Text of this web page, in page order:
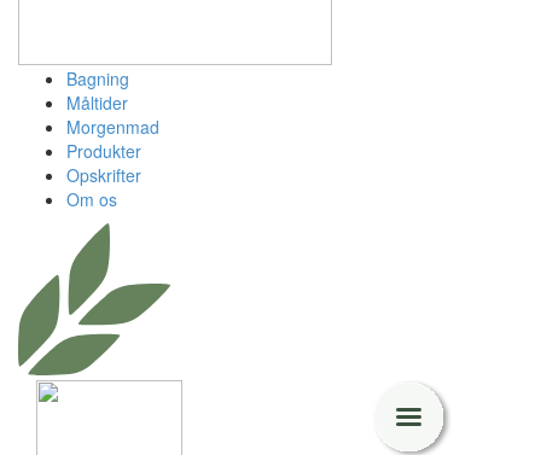
Bagning
Måltider
Morgenmad
Produkter
Opskrifter
Om os